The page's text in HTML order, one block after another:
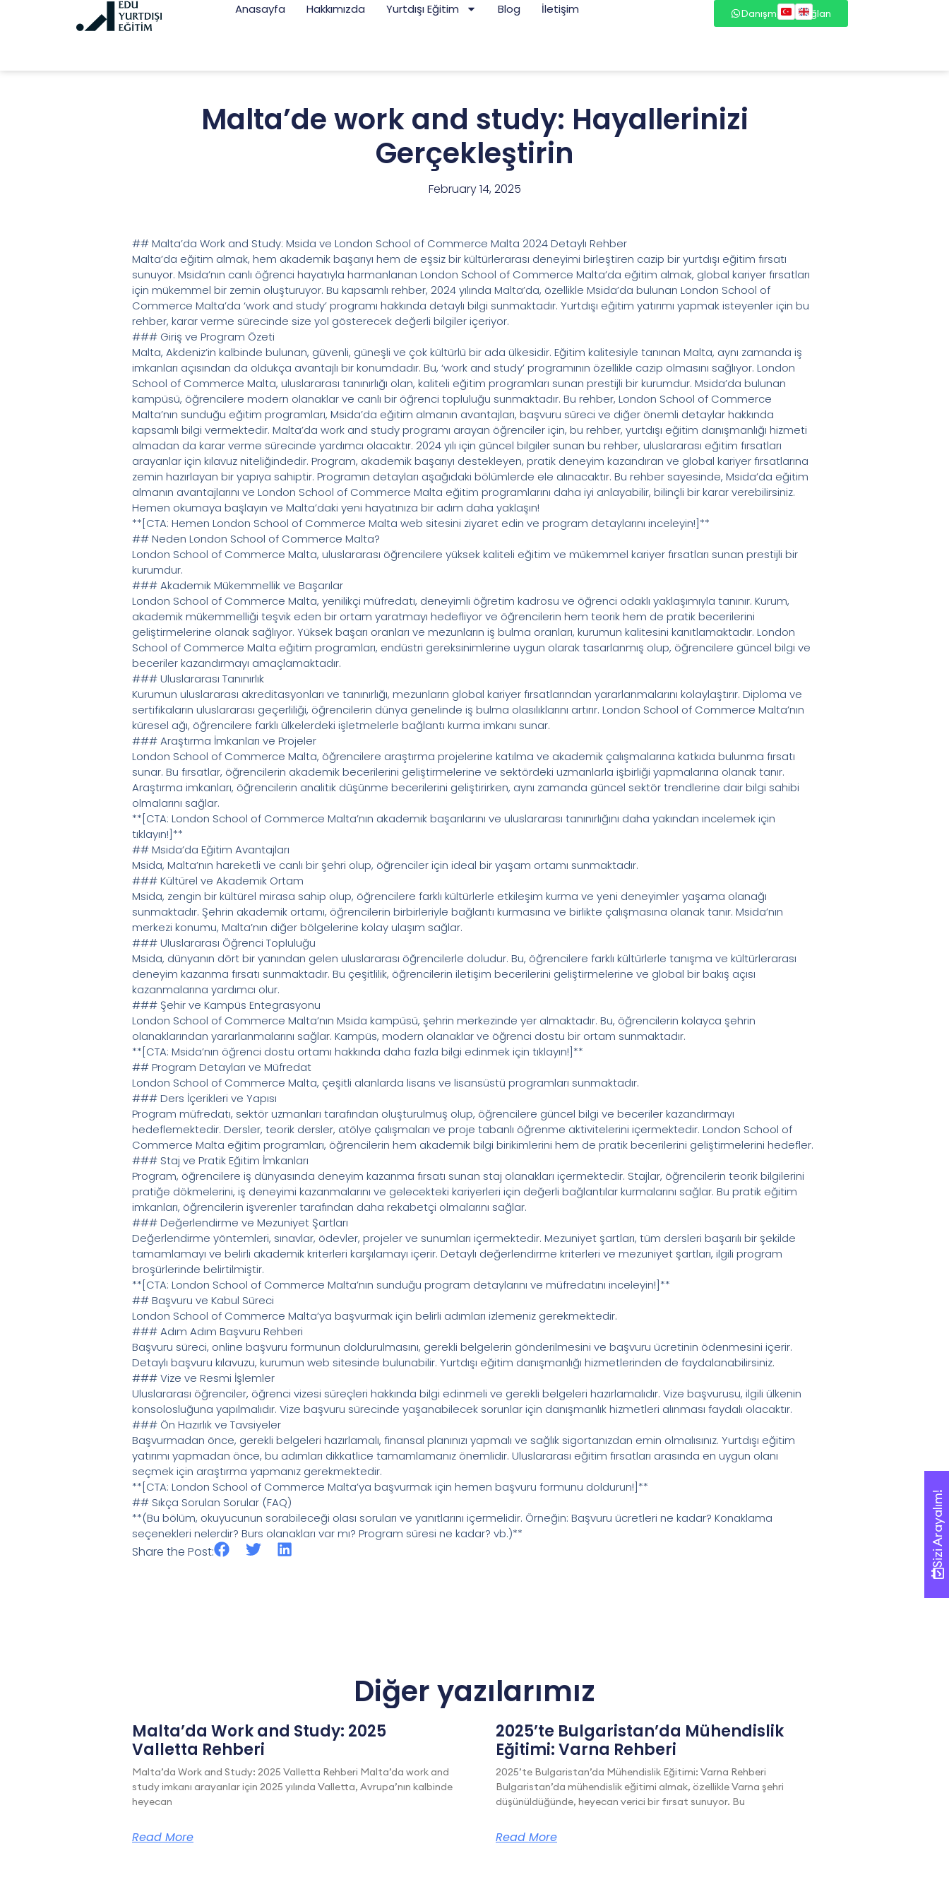
Anasayfa Hakkımızda Yurtdışı Eğitim Blog İletişim Danışmana Bağlan
Malta’de work and study: Hayallerinizi
Gerçekleştirin
February 14, 2025
## Malta’da Work and Study: Msida ve London School of Commerce Malta 2024 Detaylı Rehber
Malta’da eğitim almak, hem akademik başarıyı hem de eşsiz bir kültürlerarası deneyimi birleştiren cazip bir yurtdışı eğitim fırsatı
sunuyor. Msida’nın canlı öğrenci hayatıyla harmanlanan London School of Commerce Malta’da eğitim almak, global kariyer fırsatları
için mükemmel bir zemin oluşturuyor. Bu kapsamlı rehber, 2024 yılında Malta’da, özellikle Msida’da bulunan London School of
Commerce Malta’da ‘work and study’ programı hakkında detaylı bilgi sunmaktadır. Yurtdışı eğitim yatırımı yapmak isteyenler için bu
rehber, karar verme sürecinde size yol gösterecek değerli bilgiler içeriyor.
### Giriş ve Program Özeti
Malta, Akdeniz’in kalbinde bulunan, güvenli, güneşli ve çok kültürlü bir ada ülkesidir. Eğitim kalitesiyle tanınan Malta, aynı zamanda iş
imkanları açısından da oldukça avantajlı bir konumdadır. Bu, ‘work and study’ programının özellikle cazip olmasını sağlıyor. London
School of Commerce Malta, uluslararası tanınırlığı olan, kaliteli eğitim programları sunan prestijli bir kurumdur. Msida’da bulunan
kampüsü, öğrencilere modern olanaklar ve canlı bir öğrenci topluluğu sunmaktadır. Bu rehber, London School of Commerce
Malta’nın sunduğu eğitim programları, Msida’da eğitim almanın avantajları, başvuru süreci ve diğer önemli detaylar hakkında
kapsamlı bilgi vermektedir. Malta’da work and study programı arayan öğrenciler için, bu rehber, yurtdışı eğitim danışmanlığı hizmeti
almadan da karar verme sürecinde yardımcı olacaktır. 2024 yılı için güncel bilgiler sunan bu rehber, uluslararası eğitim fırsatları
arayanlar için kılavuz niteliğindedir. Program, akademik başarıyı destekleyen, pratik deneyim kazandıran ve global kariyer fırsatlarına
zemin hazırlayan bir yapıya sahiptir. Programın detayları aşağıdaki bölümlerde ele alınacaktır. Bu rehber sayesinde, Msida’da eğitim
almanın avantajlarını ve London School of Commerce Malta eğitim programlarını daha iyi anlayabilir, bilinçli bir karar verebilirsiniz.
Hemen okumaya başlayın ve Malta’daki yeni hayatınıza bir adım daha yaklaşın!
**[CTA: Hemen London School of Commerce Malta web sitesini ziyaret edin ve program detaylarını inceleyin!]**
## Neden London School of Commerce Malta?
London School of Commerce Malta, uluslararası öğrencilere yüksek kaliteli eğitim ve mükemmel kariyer fırsatları sunan prestijli bir
kurumdur.
### Akademik Mükemmellik ve Başarılar
London School of Commerce Malta, yenilikçi müfredatı, deneyimli öğretim kadrosu ve öğrenci odaklı yaklaşımıyla tanınır. Kurum,
akademik mükemmelliği teşvik eden bir ortam yaratmayı hedefliyor ve öğrencilerin hem teorik hem de pratik becerilerini
geliştirmelerine olanak sağlıyor. Yüksek başarı oranları ve mezunların iş bulma oranları, kurumun kalitesini kanıtlamaktadır. London
School of Commerce Malta eğitim programları, endüstri gereksinimlerine uygun olarak tasarlanmış olup, öğrencilere güncel bilgi ve
beceriler kazandırmayı amaçlamaktadır.
### Uluslararası Tanınırlık
Kurumun uluslararası akreditasyonları ve tanınırlığı, mezunların global kariyer fırsatlarından yararlanmalarını kolaylaştırır. Diploma ve
sertifikaların uluslararası geçerliliği, öğrencilerin dünya genelinde iş bulma olasılıklarını artırır. London School of Commerce Malta’nın
küresel ağı, öğrencilere farklı ülkelerdeki işletmelerle bağlantı kurma imkanı sunar.
### Araştırma İmkanları ve Projeler
London School of Commerce Malta, öğrencilere araştırma projelerine katılma ve akademik çalışmalarına katkıda bulunma fırsatı
sunar. Bu fırsatlar, öğrencilerin akademik becerilerini geliştirmelerine ve sektördeki uzmanlarla işbirliği yapmalarına olanak tanır.
Araştırma imkanları, öğrencilerin analitik düşünme becerilerini geliştirirken, aynı zamanda güncel sektör trendlerine dair bilgi sahibi
olmalarını sağlar.
**[CTA: London School of Commerce Malta’nın akademik başarılarını ve uluslararası tanınırlığını daha yakından incelemek için
tıklayın!]**
## Msida’da Eğitim Avantajları
Msida, Malta’nın hareketli ve canlı bir şehri olup, öğrenciler için ideal bir yaşam ortamı sunmaktadır.
### Kültürel ve Akademik Ortam
Msida, zengin bir kültürel mirasa sahip olup, öğrencilere farklı kültürlerle etkileşim kurma ve yeni deneyimler yaşama olanağı
sunmaktadır. Şehrin akademik ortamı, öğrencilerin birbirleriyle bağlantı kurmasına ve birlikte çalışmasına olanak tanır. Msida’nın
merkezi konumu, Malta’nın diğer bölgelerine kolay ulaşım sağlar.
### Uluslararası Öğrenci Topluluğu
Msida, dünyanın dört bir yanından gelen uluslararası öğrencilerle doludur. Bu, öğrencilere farklı kültürlerle tanışma ve kültürlerarası
deneyim kazanma fırsatı sunmaktadır. Bu çeşitlilik, öğrencilerin iletişim becerilerini geliştirmelerine ve global bir bakış açısı
kazanmalarına yardımcı olur.
### Şehir ve Kampüs Entegrasyonu
London School of Commerce Malta’nın Msida kampüsü, şehrin merkezinde yer almaktadır. Bu, öğrencilerin kolayca şehrin
olanaklarından yararlanmalarını sağlar. Kampüs, modern olanaklar ve öğrenci dostu bir ortam sunmaktadır.
**[CTA: Msida’nın öğrenci dostu ortamı hakkında daha fazla bilgi edinmek için tıklayın!]**
## Program Detayları ve Müfredat
London School of Commerce Malta, çeşitli alanlarda lisans ve lisansüstü programları sunmaktadır.
### Ders İçerikleri ve Yapısı
Program müfredatı, sektör uzmanları tarafından oluşturulmuş olup, öğrencilere güncel bilgi ve beceriler kazandırmayı
hedeflemektedir. Dersler, teorik dersler, atölye çalışmaları ve proje tabanlı öğrenme aktivitelerini içermektedir. London School of
Commerce Malta eğitim programları, öğrencilerin hem akademik bilgi birikimlerini hem de pratik becerilerini geliştirmelerini hedefler.
### Staj ve Pratik Eğitim İmkanları
Program, öğrencilere iş dünyasında deneyim kazanma fırsatı sunan staj olanakları içermektedir. Stajlar, öğrencilerin teorik bilgilerini
pratiğe dökmelerini, iş deneyimi kazanmalarını ve gelecekteki kariyerleri için değerli bağlantılar kurmalarını sağlar. Bu pratik eğitim
imkanları, öğrencilerin işverenler tarafından daha rekabetçi olmalarını sağlar.
### Değerlendirme ve Mezuniyet Şartları
Değerlendirme yöntemleri, sınavlar, ödevler, projeler ve sunumları içermektedir. Mezuniyet şartları, tüm dersleri başarılı bir şekilde
tamamlamayı ve belirli akademik kriterleri karşılamayı içerir. Detaylı değerlendirme kriterleri ve mezuniyet şartları, ilgili program
broşürlerinde belirtilmiştir.
**[CTA: London School of Commerce Malta’nın sunduğu program detaylarını ve müfredatını inceleyin!]**
## Başvuru ve Kabul Süreci
London School of Commerce Malta’ya başvurmak için belirli adımları izlemeniz gerekmektedir.
### Adım Adım Başvuru Rehberi
Başvuru süreci, online başvuru formunun doldurulmasını, gerekli belgelerin gönderilmesini ve başvuru ücretinin ödenmesini içerir.
Detaylı başvuru kılavuzu, kurumun web sitesinde bulunabilir. Yurtdışı eğitim danışmanlığı hizmetlerinden de faydalanabilirsiniz.
### Vize ve Resmi İşlemler
Uluslararası öğrenciler, öğrenci vizesi süreçleri hakkında bilgi edinmeli ve gerekli belgeleri hazırlamalıdır. Vize başvurusu, ilgili ülkenin
konsolosluğuna yapılmalıdır. Vize başvuru sürecinde yaşanabilecek sorunlar için danışmanlık hizmetleri alınması faydalı olacaktır.
### Ön Hazırlık ve Tavsiyeler
Başvurmadan önce, gerekli belgeleri hazırlamalı, finansal planınızı yapmalı ve sağlık sigortanızdan emin olmalısınız. Yurtdışı eğitim
yatırımı yapmadan önce, bu adımları dikkatlice tamamlamanız önemlidir. Uluslararası eğitim fırsatları arasında en uygun olanı
seçmek için araştırma yapmanız gerekmektedir.
**[CTA: London School of Commerce Malta’ya başvurmak için hemen başvuru formunu doldurun!]**
## Sıkça Sorulan Sorular (FAQ)
**(Bu bölüm, okuyucunun sorabileceği olası soruları ve yanıtlarını içermelidir. Örneğin: Başvuru ücretleri ne kadar? Konaklama
seçenekleri nelerdir? Burs olanakları var mı? Program süresi ne kadar? vb.)**
Share the Post:
Diğer yazılarımız
Malta’da Work and Study: 2025
Valletta Rehberi
Malta’da Work and Study: 2025 Valletta Rehberi Malta’da work and
study imkanı arayanlar için 2025 yılında Valletta, Avrupa’nın kalbinde
heyecan
Read More
2025’te Bulgaristan’da Mühendislik
Eğitimi: Varna Rehberi
2025’te Bulgaristan’da Mühendislik Eğitimi: Varna Rehberi
Bulgaristan’da mühendislik eğitimi almak, özellikle Varna şehri
düşünüldüğünde, heyecan verici bir fırsat sunuyor. Bu
Read More
Sizi Arayalım!
Sizi Arayalım!